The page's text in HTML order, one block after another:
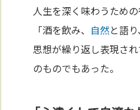
人生を深く味わうため
「酒を飲み、 自然と語
思想が繰り返し表現さ
のものでもあった。